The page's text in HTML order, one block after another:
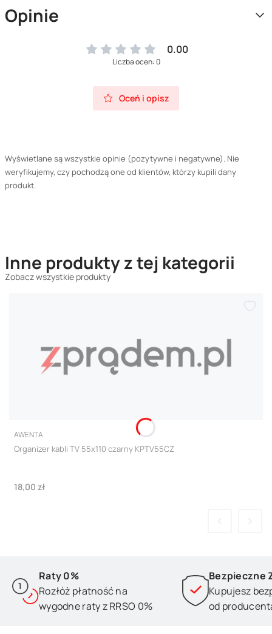
Opinie
0.00
Liczba ocen: 0
Oceń i opisz
Wyświetlane są wszystkie opinie (pozytywne i negatywne). Nie
weryfikujemy, czy pochodzą one od klientów, którzy kupili dany
produkt.
Inne produkty z tej kategorii
Zobacz wszystkie produkty
PRODUCENT
AWENTA
Organizer kabli TV 55x110 czarny KPTV55CZ
Cena
18,00 zł
Raty 0%
Rozłóż płatność na
wygodne raty z RRSO 0%
Bezpieczne
Kupujesz
od